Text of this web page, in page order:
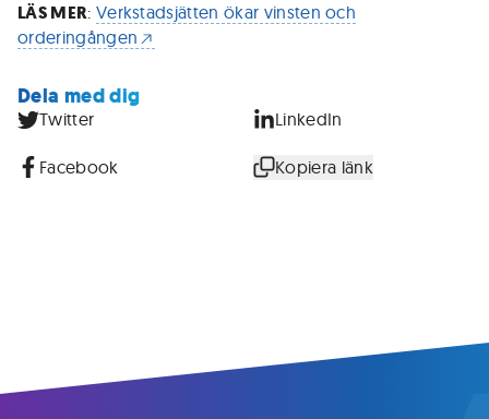
LÄS MER: Verkstadsjätten ökar vinsten och
orderingången
Dela med dig
Twitter LinkedIn
Facebook Kopiera länk